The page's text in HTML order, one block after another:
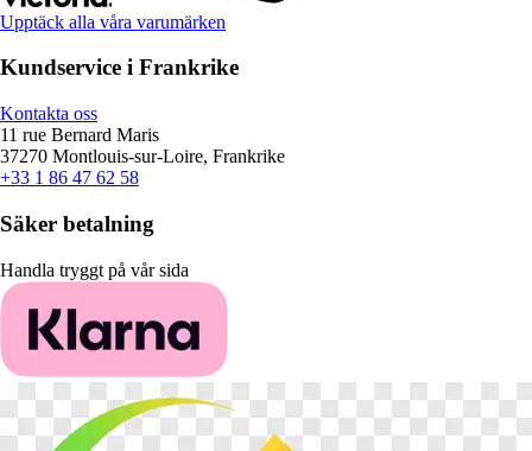
Upptäck alla våra varumärken
Kundservice i Frankrike
Kontakta oss
11 rue Bernard Maris
37270 Montlouis-sur-Loire, Frankrike
+33 1 86 47 62 58
Säker betalning
Handla tryggt på vår sida